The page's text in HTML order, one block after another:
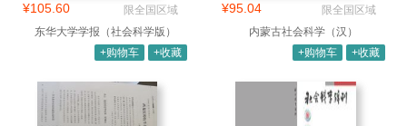
¥105.60
限全国区域
东华大学学报（社会科学版）
+购物车
+收藏
¥95.04
限全国区域
内蒙古社会科学（汉）
+购物车
+收藏